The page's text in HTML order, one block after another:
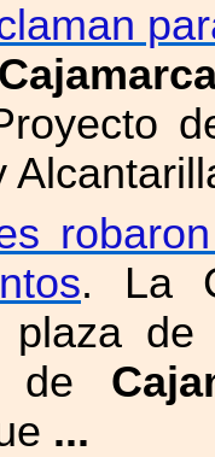
. La
plaza
de
...